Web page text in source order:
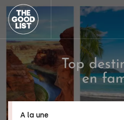
A la une